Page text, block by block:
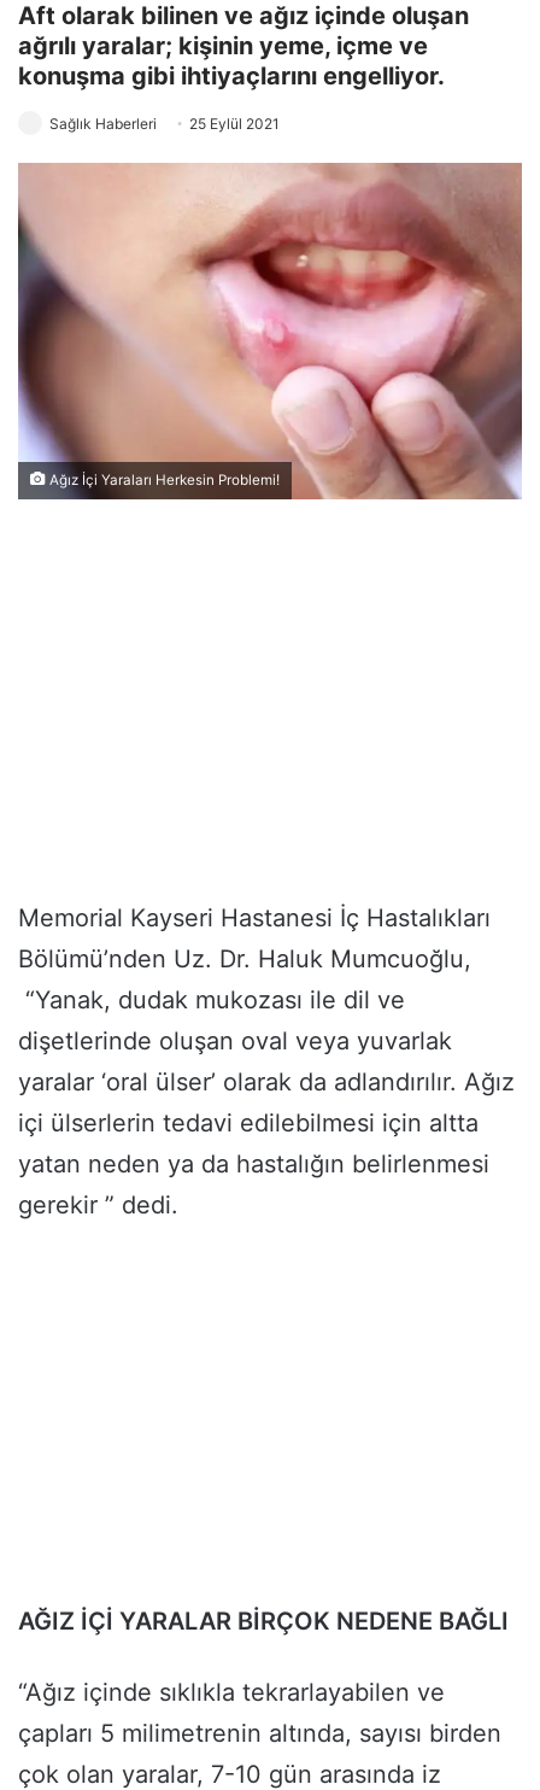
Aft olarak bilinen ve ağız içinde oluşan
ağrılı yaralar; kişinin yeme, içme ve
konuşma gibi ihtiyaçlarını engelliyor.
Sağlık Haberleri 25 Eylül 2021
Ağız İçi Yaraları Herkesin Problemi!
Memorial Kayseri Hastanesi İç Hastalıkları
Bölümü’nden Uz. Dr. Haluk Mumcuoğlu,
“Yanak, dudak mukozası ile dil ve
dişetlerinde oluşan oval veya yuvarlak
yaralar ‘oral ülser’ olarak da adlandırılır. Ağız
içi ülserlerin tedavi edilebilmesi için altta
yatan neden ya da hastalığın belirlenmesi
gerekir ” dedi.
AĞIZ İÇİ YARALAR BİRÇOK NEDENE BAĞLI
“Ağız içinde sıklıkla tekrarlayabilen ve
çapları 5 milimetrenin altında, sayısı birden
çok olan yaralar, 7-10 gün arasında iz